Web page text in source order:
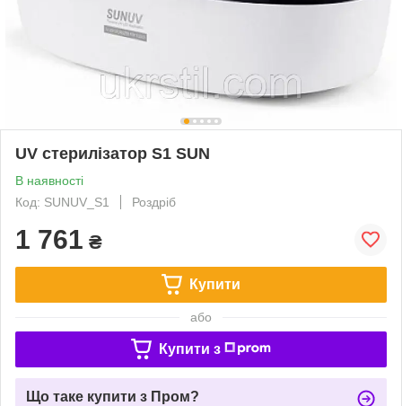
UV стерилізатор S1 SUN
В наявності
Код: SUNUV_S1
Роздріб
1 761 ₴
Купити
або
Купити з
Що таке купити з Пром?